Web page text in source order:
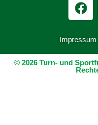
Impressum
© 2026 Turn- und